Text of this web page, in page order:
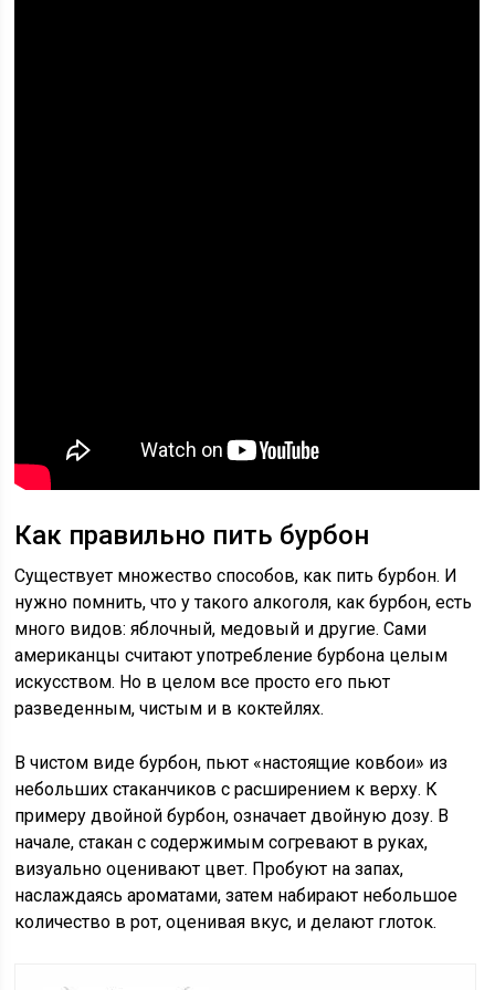
Как правильно пить бурбон
Существует множество способов, как пить бурбон. И
нужно помнить, что у такого алкоголя, как бурбон, есть
много видов: яблочный, медовый и другие. Сами
американцы считают употребление бурбона целым
искусством. Но в целом все просто его пьют
разведенным, чистым и в коктейлях.
В чистом виде бурбон, пьют «настоящие ковбои» из
небольших стаканчиков с расширением к верху. К
примеру двойной бурбон, означает двойную дозу. В
начале, стакан с содержимым согревают в руках,
визуально оценивают цвет. Пробуют на запах,
наслаждаясь ароматами, затем набирают небольшое
количество в рот, оценивая вкус, и делают глоток.